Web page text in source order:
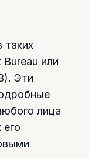
Bureau или
Эти
лица